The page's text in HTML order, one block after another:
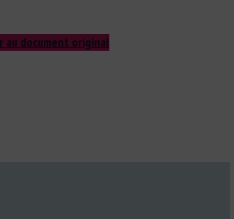
au document original